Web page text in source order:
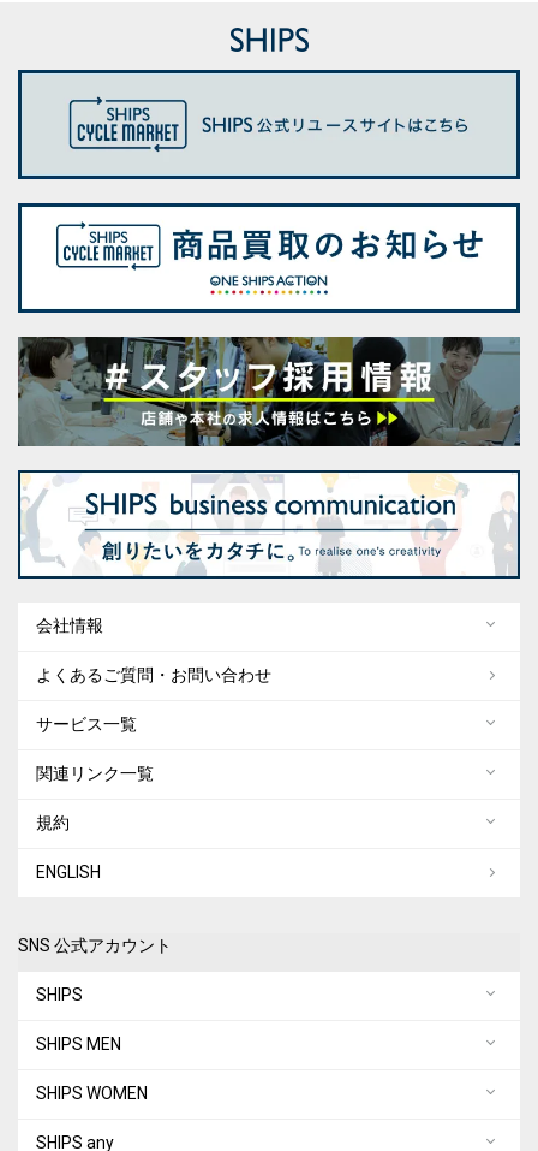
会社情報
よくあるご質問・お問い合わせ
サービス一覧
関連リンク一覧
規約
ENGLISH
SNS 公式アカウント
SHIPS
SHIPS MEN
SHIPS WOMEN
SHIPS any